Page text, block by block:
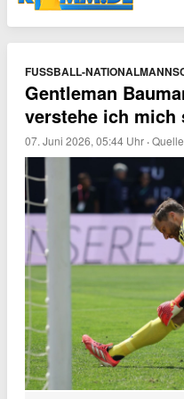
FUSSBALL-
Gentleman
verstehe ich mich
07. Juni 2026, 05:44 Uhr ·